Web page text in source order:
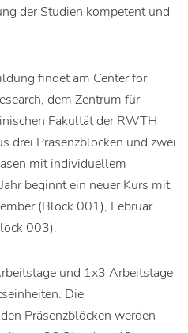
der Studien kompetent und
findet am Center for
dem Zentrum für
Fakultät der RWTH
drei Präsenzblöcken und zwei
mit individuellem
beginnt ein neuer Kurs mit
(Block 001), Februar
003).
und 1x3 Arbeitstage
Die
Präsenzblöcken werden